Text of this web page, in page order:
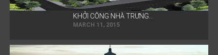
KHỞI CÔNG NHÀ TRƯNG…
MARCH 11, 2015